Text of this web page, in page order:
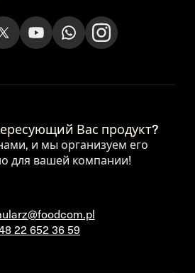
Вас продукт?
и мы организуем его
для вашей компании!
22 652 36 59